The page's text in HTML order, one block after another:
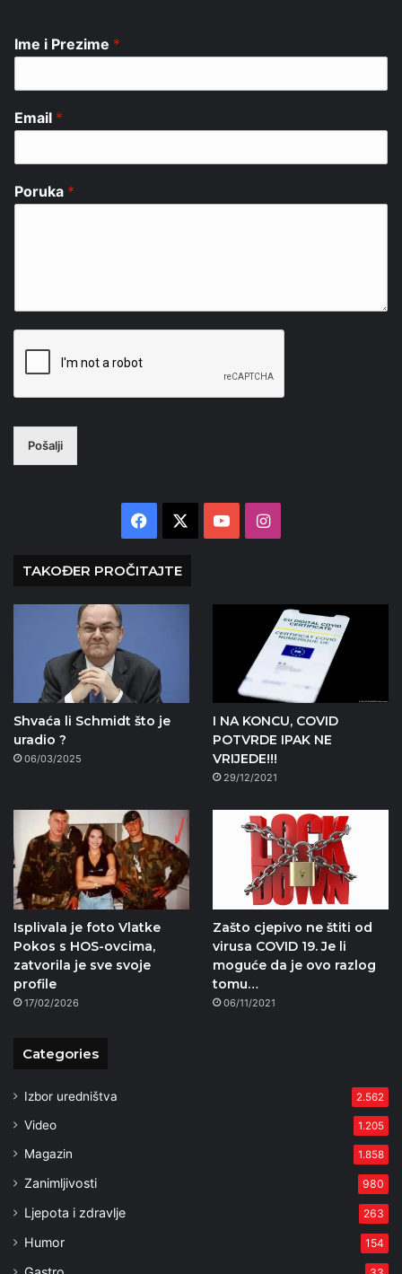
Ime i Prezime *
Email *
Poruka *
Pošalji
Facebook YouTubeInstagram
TAKOĐER PROČITAJTE
Shvaća li Schmidt što je
uradio ?
06/03/2025
I NA KONCU, COVID
POTVRDE IPAK NE
VRIJEDE!!!
29/12/2021
Isplivala je foto Vlatke
Pokos s HOS-ovcima,
zatvorila je sve svoje
profile
17/02/2026
Zašto cjepivo ne štiti od
virusa COVID 19. Je li
moguće da je ovo razlog
tomu…
06/11/2021
Categories
Izbor uredništva 2.562
Video 1.205
Magazin 1.858
Zanimljivosti 980
Ljepota i zdravlje 263
Humor 154